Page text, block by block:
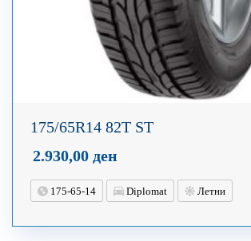
175/65R14 82T ST
2.930,00 ден
175-65-14 Diplomat Летни